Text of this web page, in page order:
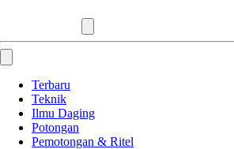
Terbaru
Teknik
Ilmu Daging
Potongan
Pemotongan & Ritel